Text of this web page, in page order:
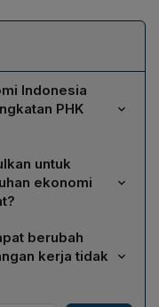
Indonesia
PHK
oleh
terutama
kecerdasan buatan.
pertanian,
banyak
teknologi yang
Akibatnya
untuk
ekonomi
industri padat
penyederhanaan
sektor tekstil,
serta furnitur
berubah
kerja tidak
penduduk usia